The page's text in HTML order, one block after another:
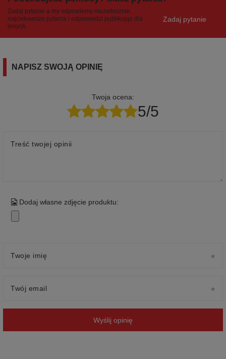
Zadaj pytanie a my odpowiemy niezwłocznie,
najciekawsze pytania i odpowiedzi publikując dla
innych.
Zadaj pytanie
NAPISZ SWOJĄ OPINIĘ
Twoja ocena:
5/5
Treść twojej opinii
Dodaj własne zdjęcie produktu:
Twoje imię
Twój email
Wyślij opinię